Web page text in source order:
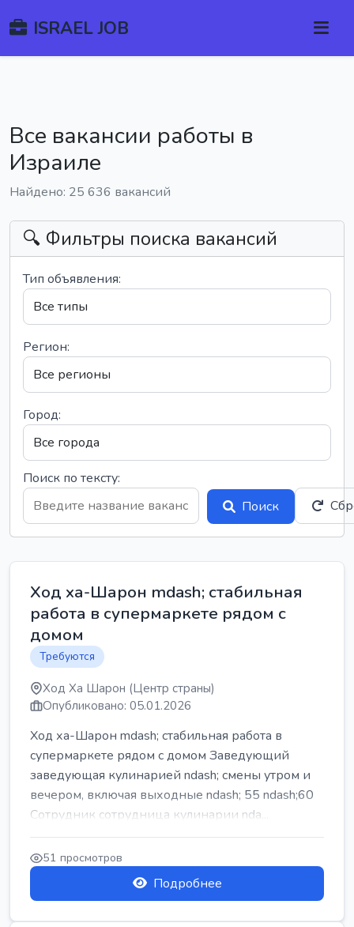
ISRAEL JOB
Все вакансии работы в
Израиле
Найдено: 25 636 вакансий
🔍 Фильтры поиска вакансий
Тип объявления:
Регион:
Город:
Поиск по тексту:
Поиск
Ход ха-Шарон mdash; стабильная
работа в супермаркете рядом с
домом
Требуются
Ход Ха Шарон (Центр страны)
Опубликовано: 05.01.2026
Ход ха-Шарон mdash; стабильная работа в
супермаркете рядом с домом Заведующий
заведующая кулинарией ndash; смены утром и
вечером, включая выходные ndash; 55 ndash;60
Сотрудник сотрудница кулинарии nda...
51 просмотров
Подробнее